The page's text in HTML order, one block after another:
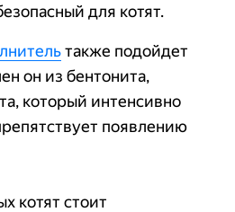
для котят.
также подойдет
он из бентонита,
который интенсивно
появлению
котят стоит